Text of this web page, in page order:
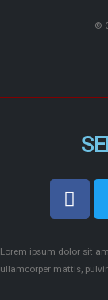
©
Lorem ipsum dolor sit
ullamcorper mattis,